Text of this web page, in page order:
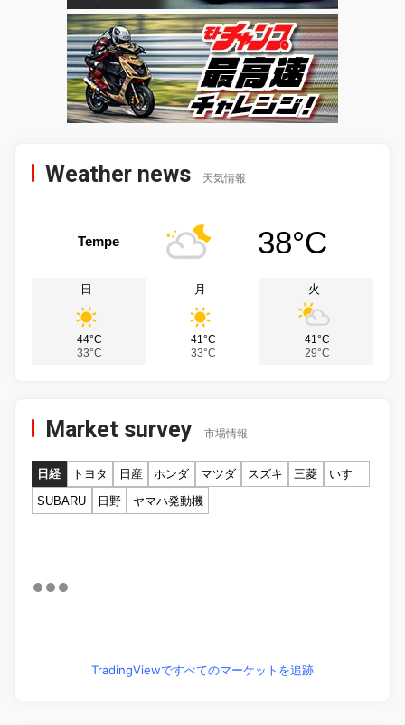
Weather news 天気情報
Tempe 38°C
日
44°C
33°C
月
41°C
33°C
火
41°C
29°C
Market survey 市場情報
日経 トヨタ 日産 ホンダ マツダ スズキ 三菱
いすゞ
SUBARU
日野 ヤマハ発動機
TradingViewですべてのマーケットを追跡